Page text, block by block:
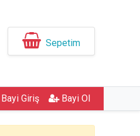
Sepetim
Bayi Giriş Bayi Ol